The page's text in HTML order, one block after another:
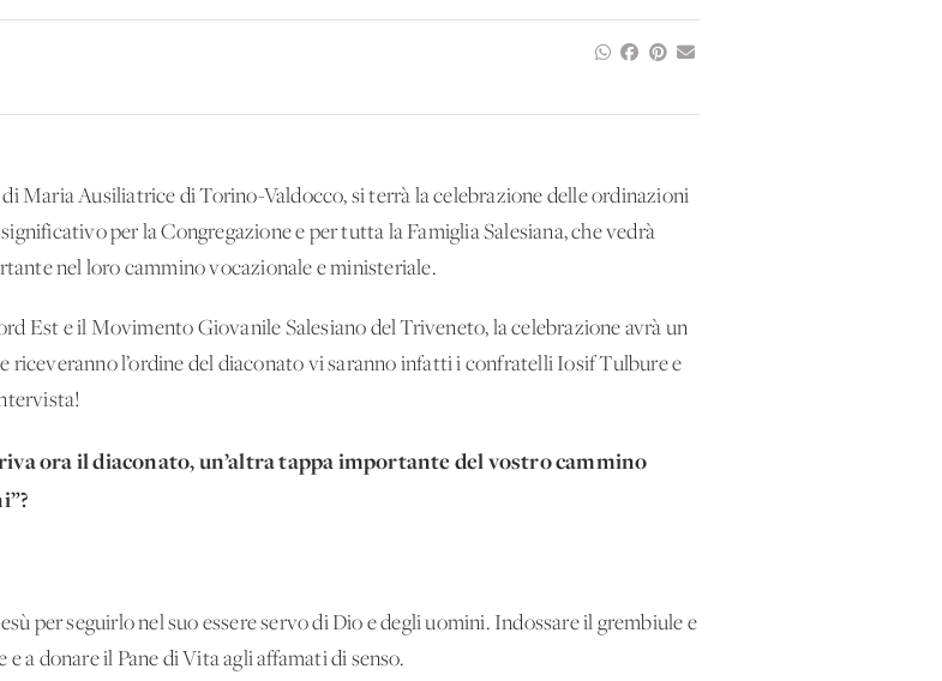
di Maria Ausiliatrice di Torino-Valdocco, si terrà la celebrazione delle ordinazioni
per la Congregazione e per tutta la Famiglia Salesiana, che vedrà
nel loro cammino vocazionale e ministeriale.
Est e il Movimento Giovanile Salesiano del Triveneto, la celebrazione avrà un
riceveranno l’ordine del diaconato vi saranno infatti i confratelli Iosif Tulbure e
ora il diaconato, un’altra tappa importante del vostro cammino
per seguirlo nel suo essere servo di Dio e degli uomini. Indossare il grembiule e
a donare il Pane di Vita agli affamati di senso.